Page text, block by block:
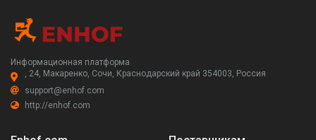
Информационная платформа
, 24, Макаренко, Сочи, Краснодарский край 354003, Россия
support@enhof.com
http://enhof.com